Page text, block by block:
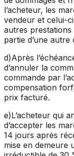
l’acheteur, les
vendeur et celui-
autres prestations
partie d’une autre
d)Après
d’annuler la
commande par
compensation
prix facturé.
e)L’acheteur qui
d’accepter les
14 jours après
mise en demeure